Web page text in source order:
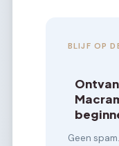
BLIJF OP
Geen